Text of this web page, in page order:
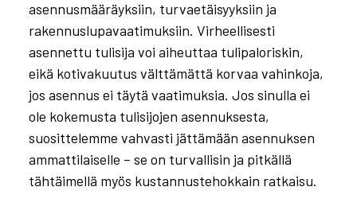
asennusmääräyksiin, turvaetäisyyksiin ja
rakennuslupavaatimuksiin. Virheellisesti
asennettu tulisija voi aiheuttaa tulipaloriskin,
eikä kotivakuutus välttämättä korvaa vahinkoja,
jos asennus ei täytä vaatimuksia. Jos sinulla ei
ole kokemusta tulisijojen asennuksesta,
suosittelemme vahvasti jättämään asennuksen
ammattilaiselle – se on turvallisin ja pitkällä
tähtäimellä myös kustannustehokkain ratkaisu.